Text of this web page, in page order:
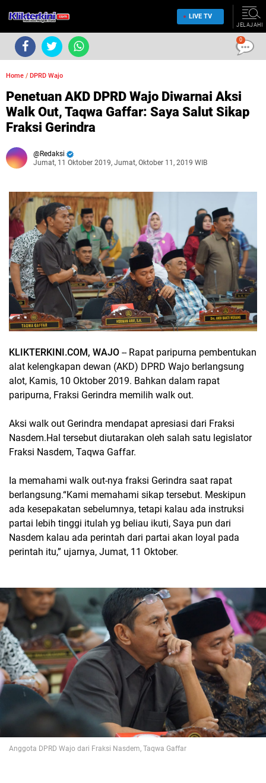
LIVE TV
JELAJAHI
Home / DPRD Wajo
Penetuan AKD DPRD Wajo Diwarnai Aksi
Walk Out, Taqwa Gaffar: Saya Salut Sikap
Fraksi Gerindra
Redaksi
Jumat, 11 Oktober 2019, Jumat, Oktober 11, 2019 WIB
KLIKTERKINI.COM, WAJO -- Rapat paripurna pembentukan
alat kelengkapan dewan (AKD) DPRD Wajo berlangsung
alot, Kamis, 10 Oktober 2019. Bahkan dalam rapat
paripurna, Fraksi Gerindra memilih walk out.
Aksi walk out Gerindra mendapat apresiasi dari Fraksi
Nasdem.Hal tersebut diutarakan oleh salah satu legislator
Fraksi Nasdem, Taqwa Gaffar.
Ia memahami walk out-nya fraksi Gerindra saat rapat
berlangsung.“Kami memahami sikap tersebut. Meskipun
ada kesepakatan sebelumnya, tetapi kalau ada instruksi
partai lebih tinggi itulah yg beliau ikuti, Saya pun dari
Nasdem kalau ada perintah dari partai akan loyal pada
perintah itu,” ujarnya, Jumat, 11 Oktober.
Anggota DPRD Wajo dari Fraksi Nasdem, Taqwa Gaffar
0